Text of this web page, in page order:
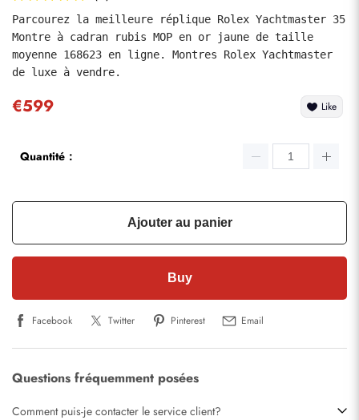
Parcourez la meilleure réplique Rolex Yachtmaster 35
Montre à cadran rubis MOP en or jaune de taille
moyenne 168623 en ligne. Montres Rolex Yachtmaster
de luxe à vendre.
€599 Like
Quantité：
Ajouter au panier
Buy
Facebook Twitter Pinterest Email
Questions fréquemment posées
Comment puis-je contacter le service client?